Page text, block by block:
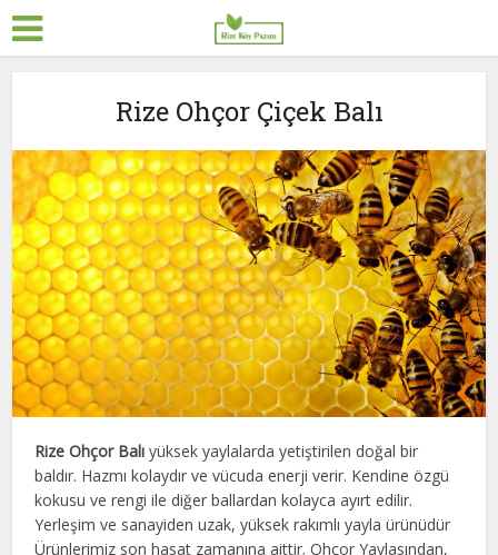
Rize Ohçor Çiçek Balı
Rize Ohçor Balı yüksek yaylalarda yetiştirilen doğal bir
baldır. Hazmı kolaydır ve vücuda enerji verir. Kendine özgü
kokusu ve rengi ile diğer ballardan kolayca ayırt edilir.
Yerleşim ve sanayiden uzak, yüksek rakımlı yayla ürünüdür
Ürünlerimiz son hasat zamanına aittir. Ohçor Yaylasından,